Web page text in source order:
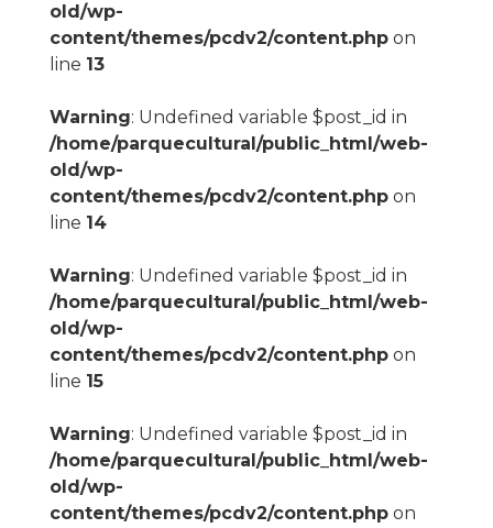
old/wp-
content/themes/pcdv2/content.phpon
line 13
Warning: Undefined variable $post_id in
/home/parquecultural/public_html/web-
old/wp-
content/themes/pcdv2/content.phpon
line 14
Warning: Undefined variable $post_id in
/home/parquecultural/public_html/web-
old/wp-
content/themes/pcdv2/content.phpon
line 15
Warning: Undefined variable $post_id in
/home/parquecultural/public_html/web-
old/wp-
content/themes/pcdv2/content.phpon